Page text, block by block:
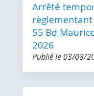
Arrêté
55 Bd
2026
Publié le 03/08/